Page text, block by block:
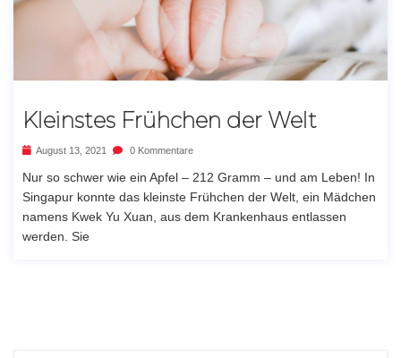
Kleinstes Frühchen der Welt
August 13, 2021 0 Kommentare
Nur so schwer wie ein Apfel – 212 Gramm – und am Leben! In
Singapur konnte das kleinste Frühchen der Welt, ein Mädchen
namens Kwek Yu Xuan, aus dem Krankenhaus entlassen
werden. Sie